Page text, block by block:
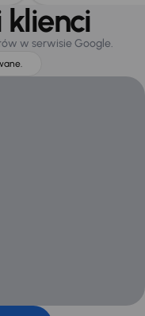
w serwisie Google.